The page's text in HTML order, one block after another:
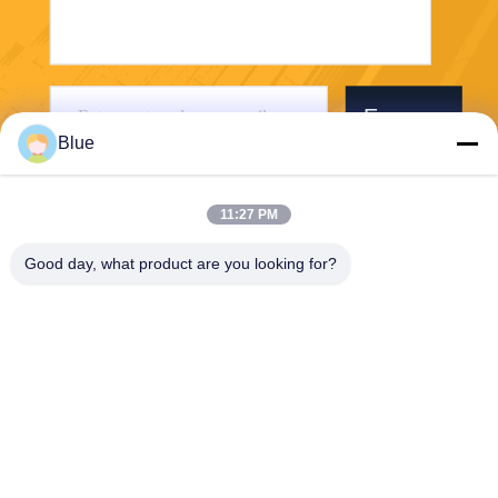
Envoyer
Blue
11:27 PM
Good day, what product are you looking for?